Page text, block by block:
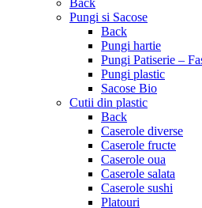
Back
Pungi si Sacose
Back
Pungi hartie
Pungi Patiserie –
Pungi plastic
Sacose Bio
Cutii din plastic
Back
Caserole diverse
Caserole fructe
Caserole oua
Caserole salata
Caserole sushi
Platouri